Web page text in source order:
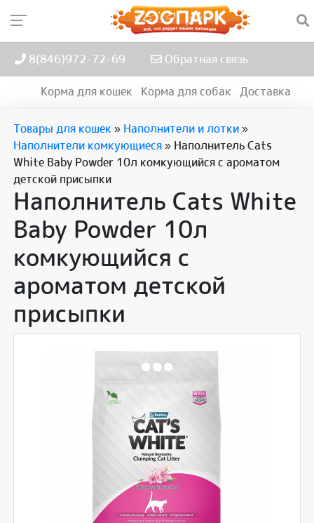
8(846)972-72-69 Обратная связь
Корма для кошек Корма для собак Доставка
Товары для кошек » Наполнители и лотки»
Наполнители комкующиеся» Наполнитель Cats
White Baby Powder 10л комкующийся с ароматом
детской присыпки
Наполнитель Cats White
Baby Powder 10л
комкующийся с
ароматом детской
присыпки